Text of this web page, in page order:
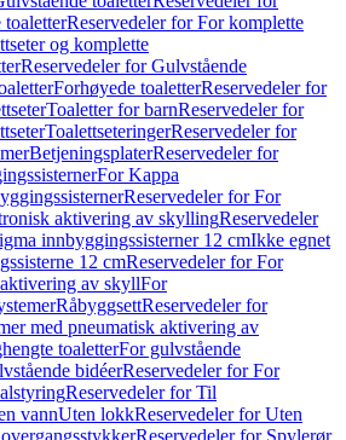
toaletterReservedeler for For komplette
og komplette
Reservedeler for Gulvstående
Forhøyede toaletterReservedeler for
Toaletter for barnReservedeler for
ToalettseteringerReservedeler for
BetjeningsplaterReservedeler for
For Kappa
Reservedeler for For
aktivering av skyllingReservedeler
innbyggingssisterner 12 cmIkke egnet
12 cmReservedeler for For
av skyllFor
RåbyggsettReservedeler for
med pneumatisk aktivering av
toaletterFor gulvstående
bidéerReservedeler for For
Reservedeler for Til
vannUten lokkReservedeler for Uten
Reservedeler for Spylerør,